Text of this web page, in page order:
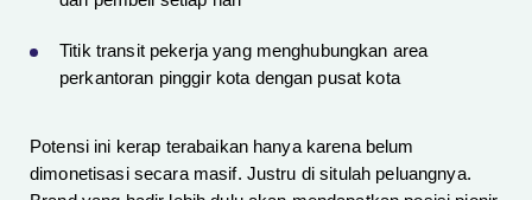
Titik transit pekerja yang menghubungkan area
perkantoran pinggir kota dengan pusat kota
Potensi ini kerap terabaikan hanya karena belum
dimonetisasi secara masif. Justru di situlah peluangnya.